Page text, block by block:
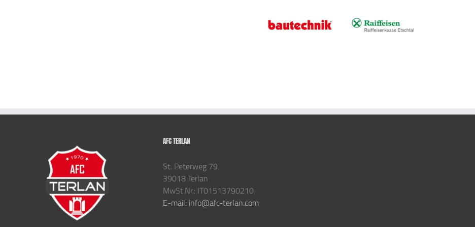
AFC TERLAN
St. Peterweg 79
39018 Terlan
MwSt.Nr.: IT01513790210
E-mail: info@afc-terlan.com